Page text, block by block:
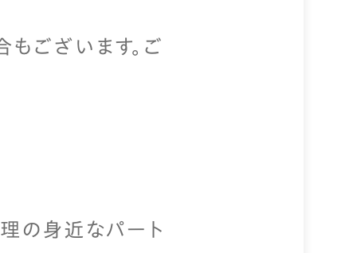
ございます。ご
の身近なパート